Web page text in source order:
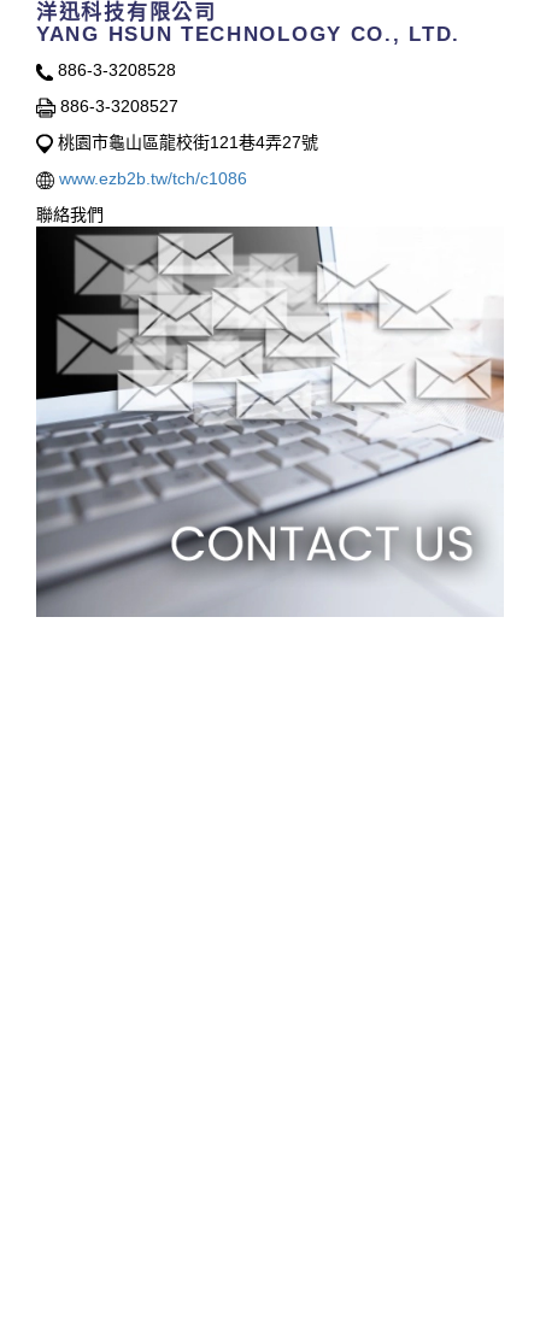
洋迅科技有限公司
YANG HSUN TECHNOLOGY CO., LTD.
886-3-3208528
886-3-3208527
桃園市龜山區龍校街121巷4弄27號
www.ezb2b.tw/tch/c1086
聯絡我們